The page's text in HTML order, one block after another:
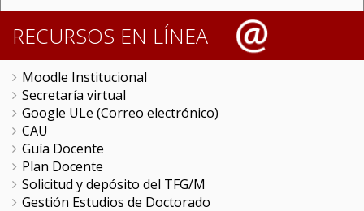
RECURSOS EN LÍNEA
Moodle Institucional
Secretaría virtual
Google ULe (Correo electrónico)
CAU
Guía Docente
Plan Docente
Solicitud y depósito del TFG/M
Gestión Estudios de Doctorado